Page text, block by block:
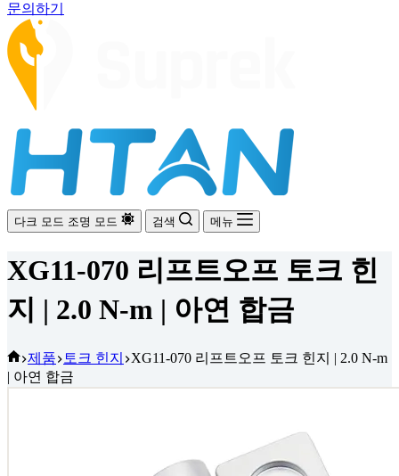
문의하기
다크 모드 조명 모드 검색 메뉴
XG11-070 리프트오프 토크 힌
지 | 2.0 N-m | 아연 합금
홈제품 토크 힌지
XG11-070 리프트오프 토크 힌지 | 2.0 N-m
| 아연 합금